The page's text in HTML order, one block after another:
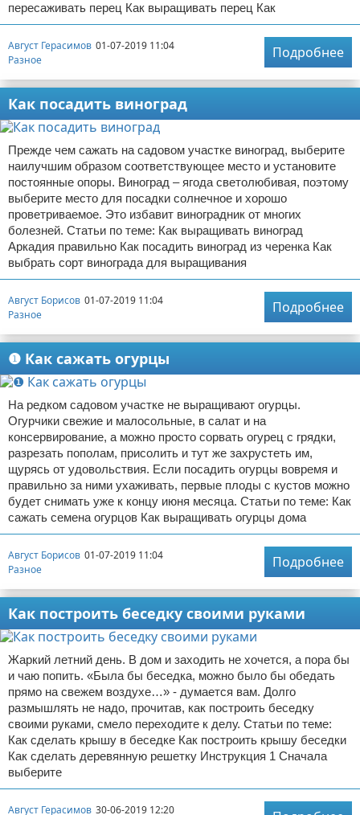
пересаживать перец Как выращивать перец Как
Август Герасимов 01-07-2019 11:04
Разное
Подробнее
Как посадить виноград
Прежде чем сажать на садовом участке виноград, выберите
наилучшим образом соответствующее место и установите
постоянные опоры. Виноград – ягода светолюбивая, поэтому
выберите место для посадки солнечное и хорошо
проветриваемое. Это избавит виноградник от многих
болезней. Статьи по теме: Как выращивать виноград
Аркадия правильно Как посадить виноград из черенка Как
выбрать сорт винограда для выращивания
Август Борисов 01-07-2019 11:04
Разное
Подробнее
❶ Как сажать огурцы
На редком садовом участке не выращивают огурцы.
Огурчики свежие и малосольные, в салат и на
консервирование, а можно просто сорвать огурец с грядки,
разрезать пополам, присолить и тут же захрустеть им,
щурясь от удовольствия. Если посадить огурцы вовремя и
правильно за ними ухаживать, первые плоды с кустов можно
будет снимать уже к концу июня месяца. Статьи по теме: Как
сажать семена огурцов Как выращивать огурцы дома
Август Борисов 01-07-2019 11:04
Разное
Подробнее
Как построить беседку своими руками
Жаркий летний день. В дом и заходить не хочется, а пора бы
и чаю попить. «Была бы беседка, можно было бы обедать
прямо на свежем воздухе…» - думается вам. Долго
размышлять не надо, прочитав, как построить беседку
своими руками, смело переходите к делу. Статьи по теме:
Как сделать крышу в беседке Как построить крышу беседки
Как сделать деревянную решетку Инструкция 1 Сначала
выберите
Август Герасимов 30-06-2019 12:20